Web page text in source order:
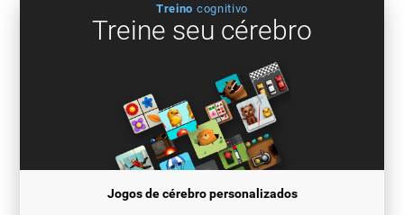
Treino cognitivo
Treine seu cérebro
Jogos de cérebro personalizados